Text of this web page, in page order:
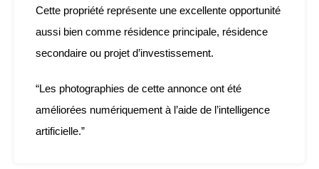
Cette propriété représente une excellente opportunité
aussi bien comme résidence principale, résidence
secondaire ou projet d’investissement.
“Les photographies de cette annonce ont été
améliorées numériquement à l’aide de l’intelligence
artificielle.”